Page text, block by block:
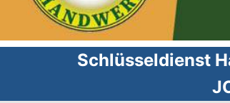
Schlüsseldienst